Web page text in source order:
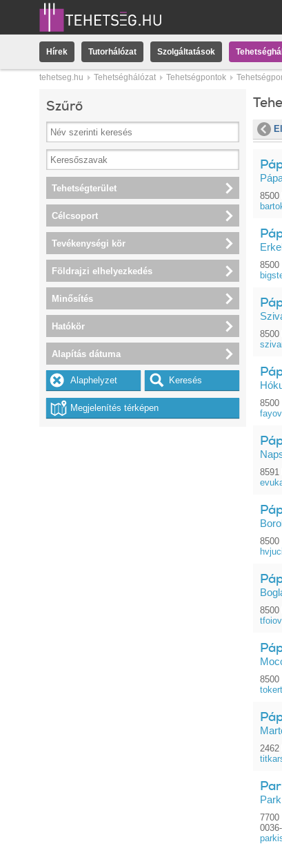
Hírek Tutorhálózat Szolgáltatások
tehetseg.hu Tehetséghálózat Tehetségpontok
8500
8500
8500
8591
8500
8500
8500
7700
Szűrő
Tehetségterület
Célcsoport
Tevékenységi kör
Földrajzi elhelyezkedés
Minősítés
Hatókör
Alapítás dátuma